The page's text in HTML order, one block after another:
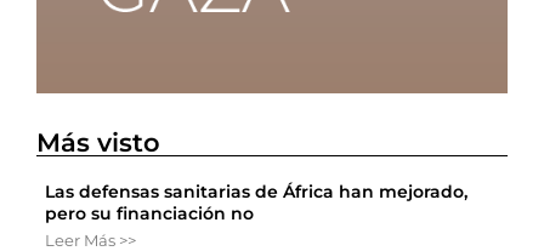
Más visto
Las defensas sanitarias de África han mejorado,
pero su financiación no
Leer Más >>